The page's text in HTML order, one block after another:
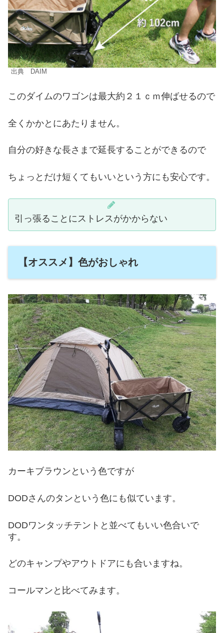
出典 DAIM
このダイムのワゴンは最大約２１ｃｍ伸ばせるので
全くかかとにあたりません。
自分の好きな長さまで延長することができるので
ちょっとだけ短くてもいいという方にも安心です。
引っ張ることにストレスがかからない
【オススメ】色がおしゃれ
カーキブラウンという色ですが
DODさんのタンという色にも似ています。
DODワンタッチテントと並べてもいい色合いで
す。
どのキャンプやアウトドアにも合いますね。
コールマンと比べてみます。